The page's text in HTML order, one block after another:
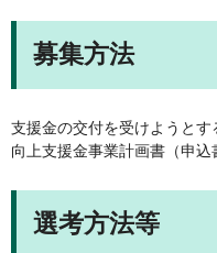
募集方法
支援金の交付を受けようと
向上支援金事業計画書（申込
選考方法等